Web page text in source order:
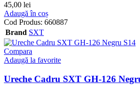
45,00 lei
Adaugă în coș
Cod Produs: 660887
Brand SXT
Compara
Adaugă la favorite
Ureche Cadru SXT GH-126